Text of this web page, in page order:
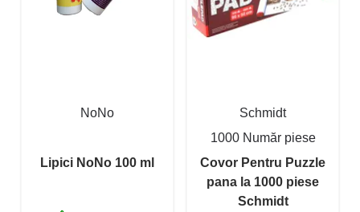
NoNo
Lipici NoNo 100 ml
Schmidt
1000 Număr piese
Covor Pentru Puzzle
pana la 1000 piese
Schmidt